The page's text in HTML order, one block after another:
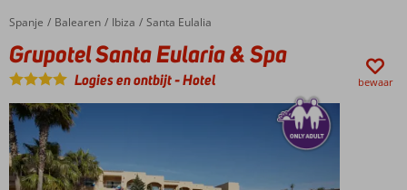
zwembadzicht,
(zij)zeezicht en
priority
location
Op
loopafstand
van
hippiemarkt
Punta Arabi
Home
Spanje Balearen Ibiza Santa Eulalia
Grupotel Santa Eularia & Spa
Grupotel Santa Eularia & Spa
Logies en ontbijt-Hotel bewaar